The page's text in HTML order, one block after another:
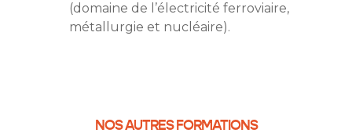
(domaine de l’électricité ferroviaire,
métallurgie et nucléaire).
NOS AUTRES FORMATIONS